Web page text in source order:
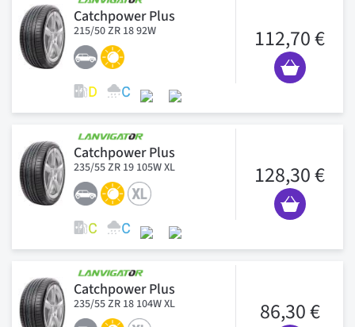
Catchpower Plus
215/50 ZR 18 92W 112,70 €
Catchpower Plus
235/55 ZR 19 105W XL 128,30 €
Catchpower Plus
235/55 ZR 18 104W XL 86,30 €